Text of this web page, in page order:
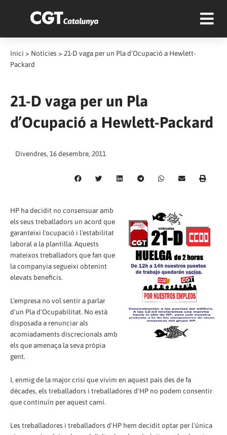
Inici > Notícies > 21-D vaga per un Pla d’Ocupació a Hewlett-
Packard
21-D vaga per un Pla
d’Ocupació a Hewlett-Packard
Divendres, 16 desembre, 2011
HP ha decidit no consensuar amb
els seus treballadors un acord que
garanteixi l'ocupació i l'estabilitat
laboral a la plantilla. Aquests
mateixos treballadors que fan que
la companyia segueixi obtenint
elevats beneficis.
L'empresa no vol sentir a parlar
d'un Pla d'Ocupabilitat. No està
disposada a renunciar als
acomiadaments discrecionals amb
els que amenaça la seva pròpia
gent.
I, enmig de la major crisi que vivim en aquest país des de fa
dècades, els treballadors i treballadores d'HP no podem consentir
que continuïn per aquest camí.
Les treballadores i treballadors d'HP hem decidit optar per l'única